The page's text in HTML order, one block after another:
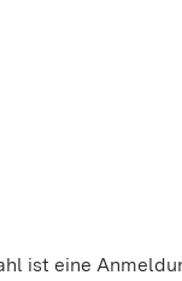
ist eine